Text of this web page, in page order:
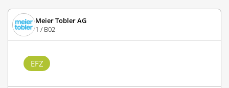
Meier Tobler AG
1 / B02
EFZ